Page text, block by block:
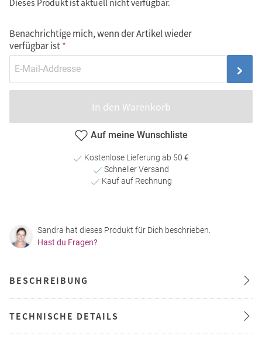
Dieses Produkt ist aktuell nicht verfügbar.
Benachrichtige mich, wenn der Artikel wieder
verfügbar ist
In den Warenkorb
Auf meine Wunschliste
Kostenlose Lieferung ab 50 €
Schneller Versand
Kauf auf Rechnung
Sandra hat dieses Produkt für Dich beschrieben.
Hast du Fragen?
BESCHREIBUNG
TECHNISCHE DETAILS